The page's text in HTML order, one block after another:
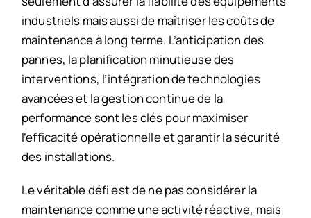
industriels mais aussi de maîtriser les coûts de
maintenance à long terme. L’anticipation des
pannes, la planification minutieuse des
interventions, l’intégration de technologies
avancées et la gestion continue de la
performance sont les clés pour maximiser
l’efficacité opérationnelle et garantir la sécurité
des installations.
Le véritable défi est de ne pas considérer la
maintenance comme une activité réactive, mais